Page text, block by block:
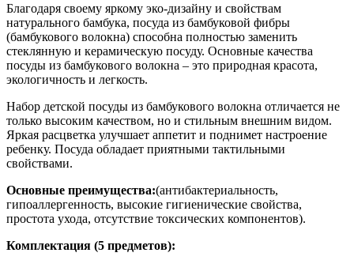
Благодаря своему яркому эко-дизайну и свойствам
натурального бамбука, посуда из бамбуковой фибры
(бамбукового волокна) способна полностью заменить
стеклянную и керамическую посуду. Основные качества
посуды из бамбукового волокна – это природная красота,
экологичность и легкость.
Набор детской посуды из бамбукового волокна отличается не
только высоким качеством, но и стильным внешним видом.
Яркая расцветка улучшает аппетит и поднимет настроение
ребенку. Посуда обладает приятными тактильными
свойствами.
Основные преимущества:(антибактериальность,
гипоаллергенность, высокие гигиенические свойства,
простота ухода, отсутствие токсических компонентов).
Комплектация (5 предметов):